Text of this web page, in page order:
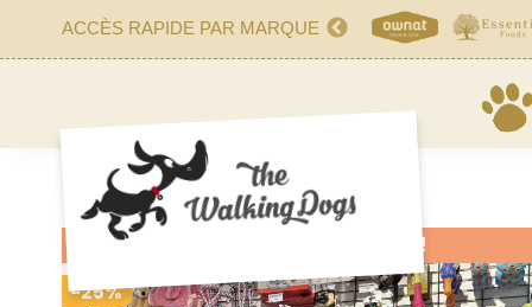
ACCÈS RAPIDE PAR MARQUE
ON SALE!
-25%